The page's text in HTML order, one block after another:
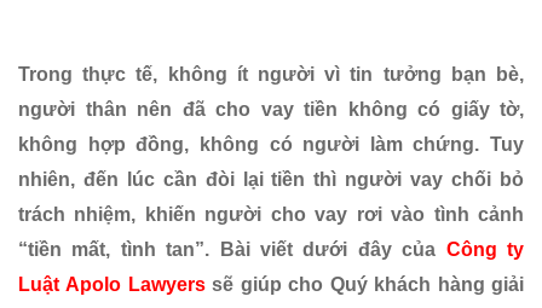
Trong thực tế, không ít người vì tin tưởng bạn bè,
người thân nên đã cho vay tiền không có giấy tờ,
không hợp đồng, không có người làm chứng. Tuy
nhiên, đến lúc cần đòi lại tiền thì người vay chối bỏ
trách nhiệm, khiến người cho vay rơi vào tình cảnh
“tiền mất, tình tan”.
Bài viết dưới đây của Công ty
Luật Apolo Lawyerssẽ giúp cho Quý khách hàng giải